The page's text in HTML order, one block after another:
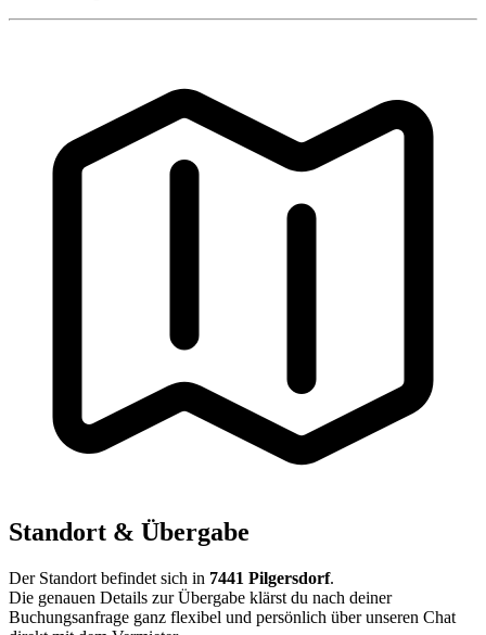
Standort & Übergabe
Der Standort befindet sich in 7441 Pilgersdorf.
Die genauen Details zur Übergabe klärst du nach deiner
Buchungsanfrage ganz flexibel und persönlich über unseren Chat